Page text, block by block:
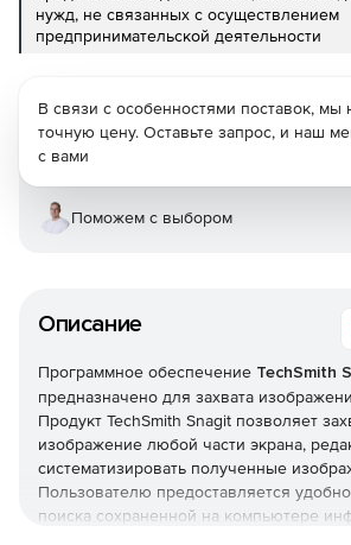
нужд, не связанных с осуществлением
предпринимательской деятельности
Описание
Программное обеспечение TechSmith
предназначено для захвата
Продукт TechSmith Snagit позволяет
изображение любой части экрана,
систематизировать полученные
Пользователю предоставляется
поиска сохраненной на компьютере
В связи с особенностями поставок, мы
точную цену. Оставьте запрос, и наш
с вами
Поможем с выбором